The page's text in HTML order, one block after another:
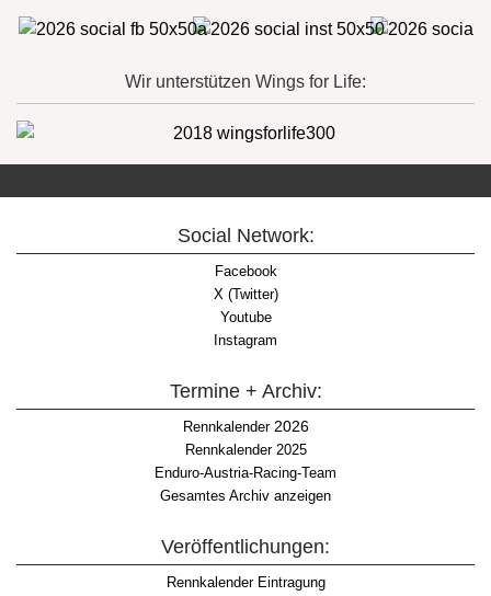
Wir unterstützen Wings for Life:
Social Network:
Facebook
X (Twitter)
Youtube
Instagram
Termine + Archiv:
Rennkalender2026
Rennkalender 2025
Enduro-Austria-Racing-Team
Gesamtes Archiv anzeigen
Veröffentlichungen:
Rennkalender Eintragung